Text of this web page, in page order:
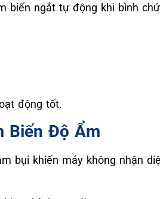
biến ngắt tự động khi bình
động tốt.
Biến Độ Ẩm
bụi khiến máy không nhận